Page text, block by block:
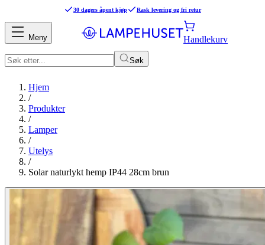
30 dagers åpent kjøp Rask levering og fri retur
Søk
Handlekurv
Meny
Hjem
/
Produkter
/
Lamper
/
Utelys
/
Solar naturlykt hemp IP44 28cm brun